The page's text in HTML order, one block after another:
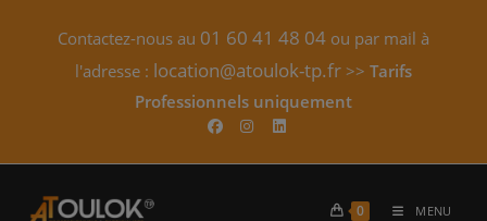
Contactez-nous au 01 60 41 48 04 ou par mail à
l'adresse : location@atoulok-tp.fr >> Tarifs
Professionnels uniquement​
0 MENU